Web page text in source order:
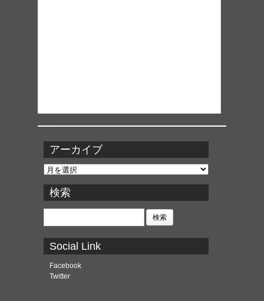
アーカイブ
ア
カ
イ
ブ
検索
検
Social Link
Facebook
Twitter